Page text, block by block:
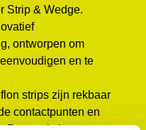
Strip & Wedge.
ontworpen om
en te
strips zijn rekbaar
contactpunten en